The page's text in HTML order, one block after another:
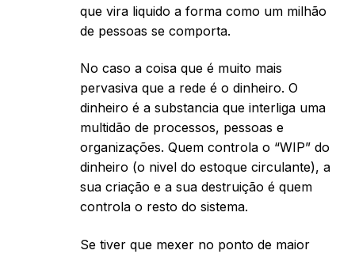
que vira liquido a forma como um milhão
de pessoas se comporta.
No caso a coisa que é muito mais
pervasiva que a rede é o dinheiro. O
dinheiro é a substancia que interliga uma
multidão de processos, pessoas e
organizações. Quem controla o “WIP” do
dinheiro (o nivel do estoque circulante), a
sua criação e a sua destruição é quem
controla o resto do sistema.
Se tiver que mexer no ponto de maior